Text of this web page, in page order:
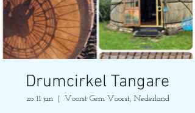
Drumcirkel Tangare
zo 11 jan
  |
Voorst Gem Voorst, Nederland